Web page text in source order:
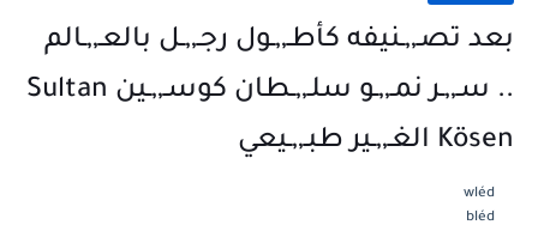
بعد تصـ,,ـنيفه كأطـ,,ـول رجـ,,ـل بالعـ,,ـالم
.. سـ,,ـر نمـ,,ـو سلـ,,ـطان كوسـ,,ـين Sultan
Kösen‏ الغـ,,ـير طبـ,,ـيعي
wléd
bléd